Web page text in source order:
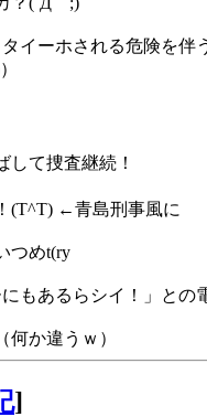
イーホされる危険を伴
して捜査継続！
(T^T) ←青島刑事風に
つめt(ry
もあるらシイ！」と
か違うｗ）
]